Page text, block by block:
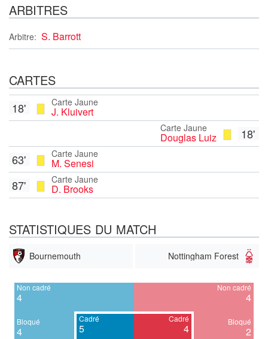
ARBITRES
Arbitre: S. Barrott
CARTES
Carte Jaune
J. Kluivert
18'
18'
Carte Jaune
Douglas Luiz
Carte Jaune
M. Senesi
63'
Carte Jaune
D. Brooks
87'
STATISTIQUES DU MATCH
Bournemouth Nottingham Forest
Non cadré
4
Bloqué
4
Cadré
5
Cadré
4
Non cadré
4
Bloqué
2